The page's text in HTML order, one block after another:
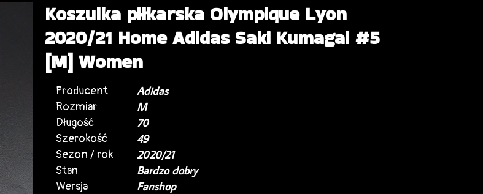
Koszulka piłkarska Olympique Lyon
2020/21 Home Adidas Saki Kumagai #5
[M] Women
Producent
Adidas
Rozmiar
M
Długość
70
Szerokość
49
Sezon / rok
2020/21
Stan
Bardzo dobry
Wersja
Fanshop